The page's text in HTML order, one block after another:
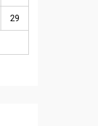
29